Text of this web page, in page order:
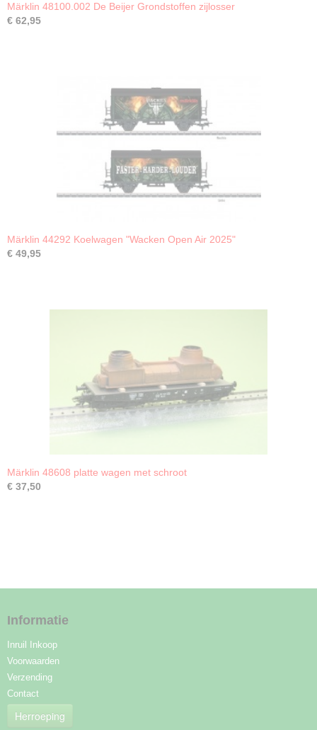
Märklin 48100.002 De Beijer Grondstoffen zijlosser
€ 62,95
Märklin 44292 Koelwagen "Wacken Open Air 2025"
€ 49,95
Märklin 48608 platte wagen met schroot
€ 37,50
Informatie
Inruil Inkoop
Voorwaarden
Verzending
Contact
Herroeping